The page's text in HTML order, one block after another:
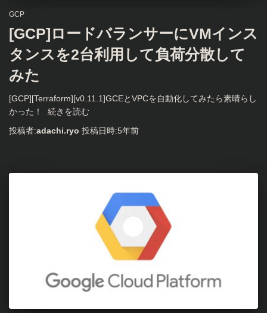
GCP
[GCP]ロードバランサーにVMインス
タンスを2台利用して負荷分散して
みた
[GCP][Terraform][v0.11.1]GCEとVPCを自動化してみたら素晴らし
かった！
続きを読む
投稿者:adachi.ryo 投稿日時:5年前